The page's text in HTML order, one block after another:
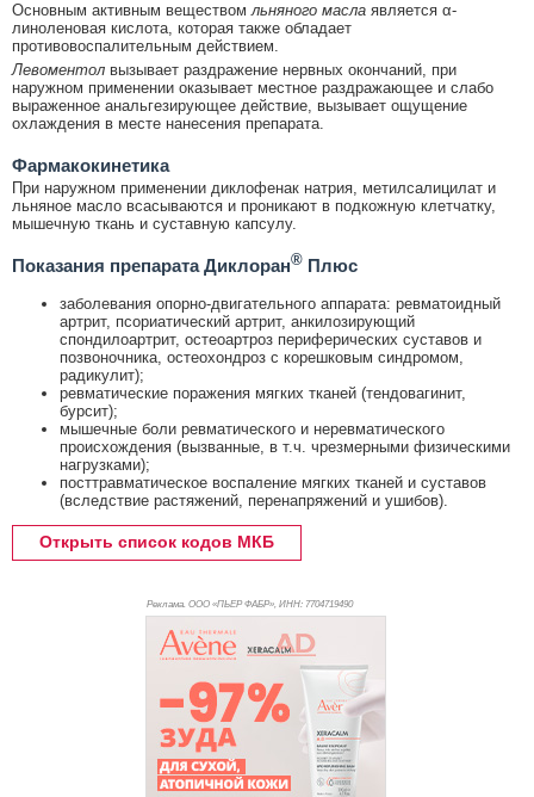
Основным активным веществомльняного масла является α-
линоленовая кислота, которая также обладает
противовоспалительным действием.
Левоментол вызывает раздражение нервных окончаний, при
наружном применении оказывает местное раздражающее и слабо
выраженное анальгезирующее действие, вызывает ощущение
охлаждения в месте нанесения препарата.
Фармакокинетика
При наружном применении диклофенак натрия, метилсалицилат и
льняное масло всасываются и проникают в подкожную клетчатку,
мышечную ткань и суставную капсулу.
Показания препарата Диклоран® Плюс
заболевания опорно-двигательного аппарата: ревматоидный
артрит, псориатический артрит, анкилозирующий
спондилоартрит, остеоартроз периферических суставов и
позвоночника, остеохондроз с корешковым синдромом,
радикулит);
ревматические поражения мягких тканей (тендовагинит,
бурсит);
мышечные боли ревматического и неревматического
происхождения (вызванные, в т.ч. чрезмерными физическими
нагрузками);
посттравматическое воспаление мягких тканей и суставов
(вследствие растяжений, перенапряжений и ушибов).
Открыть список кодов МКБ
Реклама. ООО «ПЬЕР ФАБР», ИНН: 7704719490